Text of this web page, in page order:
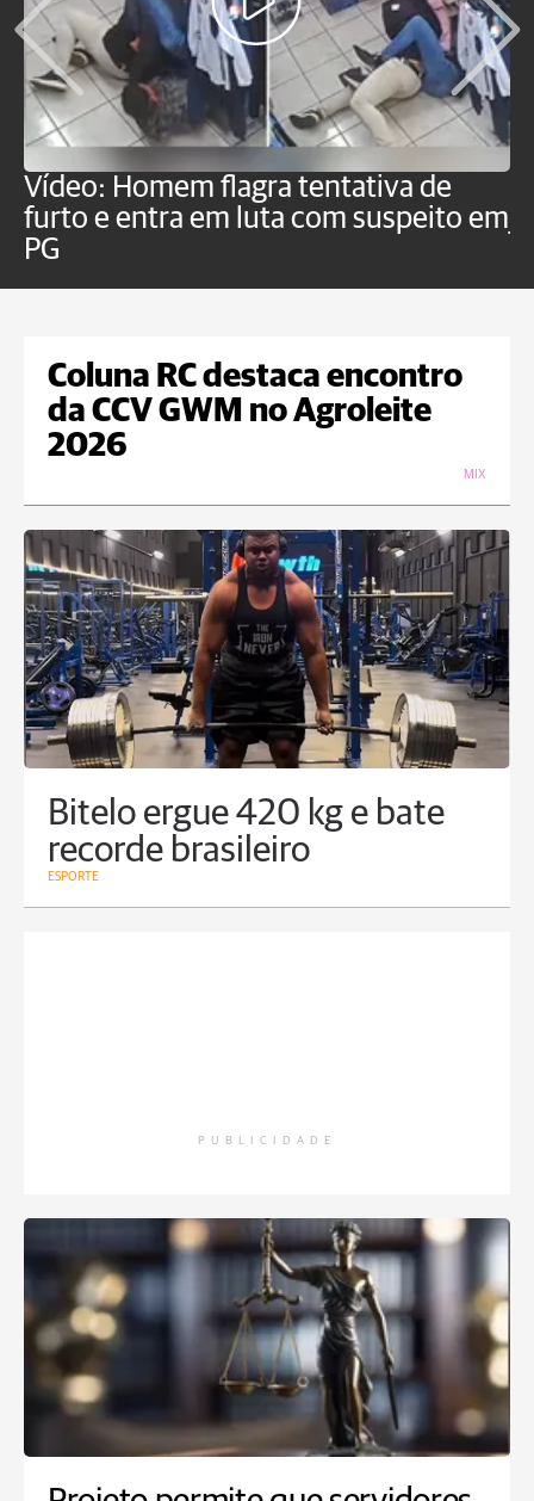
Vídeo: Homem flagra tentativa de
furto e entra em luta com suspeito em
PG
Coluna RC destaca encontro
da CCV GWM no Agroleite
2026
MIX
Bitelo ergue 420 kg e bate
recorde brasileiro
ESPORTE
PUBLICIDADE